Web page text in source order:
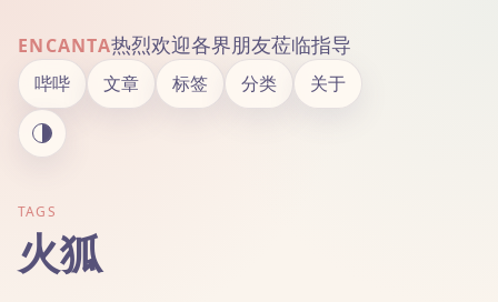
ENCANTA热烈欢迎各界朋友莅临指导
哔哔 文章 标签 分类 关于
TAGS
火狐